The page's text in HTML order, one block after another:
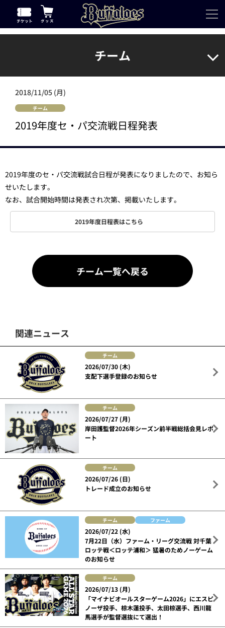
チーム
2018/11/05 (月)
チーム
2019年度セ・パ交流戦日程発表
2019年度のセ・パ交流戦試合日程が発表になりましたので、お知ら
せいたします。
なお、試合開始時間は発表され次第、掲載いたします。
2019年度日程表はこちら
チーム一覧へ戻る
関連ニュース
チーム
2026/07/30 (木)
支配下選手登録のお知らせ
チーム
2026/07/27 (月)
岸田護監督2026年シーズン前半戦総括会見レポ
ート
チーム
2026/07/26 (日)
トレード成立のお知らせ
チーム ファーム
2026/07/22 (水)
7月22日（水）ファーム・リーグ交流戦 対千葉
ロッテ戦＜ロッテ浦和＞ 猛暑のためノーゲーム
のお知らせ
チーム
2026/07/13 (月)
「マイナビオールスターゲーム2026」にエスピ
ノーザ投手、椋木蓮投手、太田椋選手、西川龍
馬選手が監督選抜にて選出！